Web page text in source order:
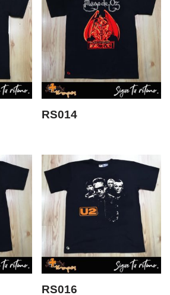
RS014
RS016